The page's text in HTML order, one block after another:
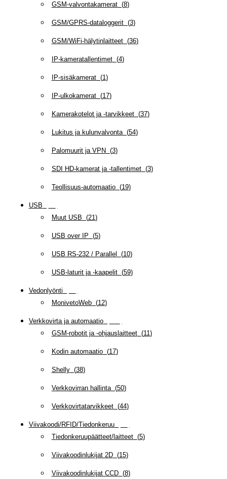
GSM-valvontakamerat(8)
GSM/GPRS-dataloggerit(3)
GSM/WiFi-hälytinlaitteet(36)
IP-kameratallentimet(4)
IP-sisäkamerat(1)
IP-ulkokamerat(17)
Kamerakotelot ja -tarvikkeet(37)
Lukitus ja kulunvalvonta(54)
Palomuurit ja VPN (3)
SDI HD-kamerat ja -tallentimet(3)
Teollisuus-automaatio(19)
USB
Muut USB (21)
USB over IP (5)
USB RS-232 / Parallel (10)
USB-laturit ja -kaapelit(59)
Vedonlyönti
MonivetoWeb(12)
Verkkovirta ja automaatio(
GSM-robotit ja -ohjauslaitteet(11)
Kodin automaatio(17)
Shelly(38)
Verkkovirran hallinta(50)
Verkkovirtatarvikkeet(44)
Viivakoodi/RFID/Tiedonkeruu(
Tiedonkeruupäätteet/laitteet(5)
Viivakoodinlukijat 2D(15)
Viivakoodinlukijat CCD(8)